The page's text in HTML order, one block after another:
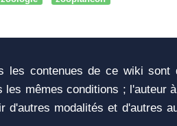
les contenues de ce wiki sont
les mêmes conditions ; l'auteur
d'autres modalités et d'autres